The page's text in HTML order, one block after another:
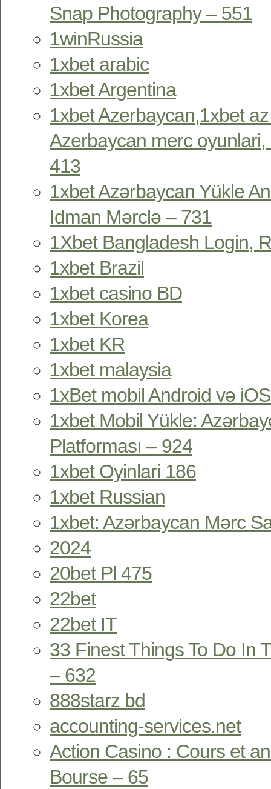
Snap Photography – 551
1winRussia
1xbet arabic
1xbet Argentina
1xbet Azerbaycan,1xbet
Azerbaycan merc
413
1xbet Azərbaycan Yükle
Idman Mərclə – 731
1Xbet Bangladesh Login,
1xbet Brazil
1xbet casino BD
1xbet Korea
1xbet KR
1xbet malaysia
1xBet mobil Android və
1xbet Mobil Yükle:
Platforması – 924
1xbet Oyinlari 186
1xbet Russian
1xbet: Azərbaycan Mərc
2024
20bet Pl 475
22bet
22bet IT
33 Finest Things To Do In
– 632
888starz bd
accounting-services.net
Action Casino : Cours et
Bourse – 65